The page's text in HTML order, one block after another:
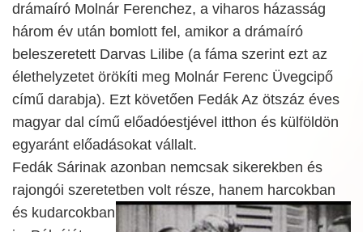
drámaíró Molnár Ferenchez, a viharos házasság
három év után bomlott fel, amikor a drámaíró
beleszeretett Darvas Lilibe (a fáma szerint ezt az
élethelyzetet örökíti meg Molnár Ferenc Üvegcipő
című darabja). Ezt követően Fedák Az ötszáz éves
magyar dal című előadóestjével itthon és külföldön
egyaránt előadásokat vállalt.
Fedák Sárinak azonban nemcsak sikerekben és
rajongói szeretetben volt része, hanem harcokban
és kudarcokban